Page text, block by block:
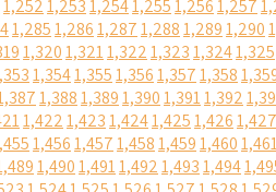
1,2521,2531,2541,2551,2561,257
1,2851,2861,2871,2881,2891,290
1,3201,3211,3221,3231,3241,325
1,3541,3551,3561,3571,358
1,3881,3891,3901,3911,392
1,4221,4231,4241,4251,4261,427
1,4561,4571,4581,4591,460
1,4901,4911,4921,4931,494